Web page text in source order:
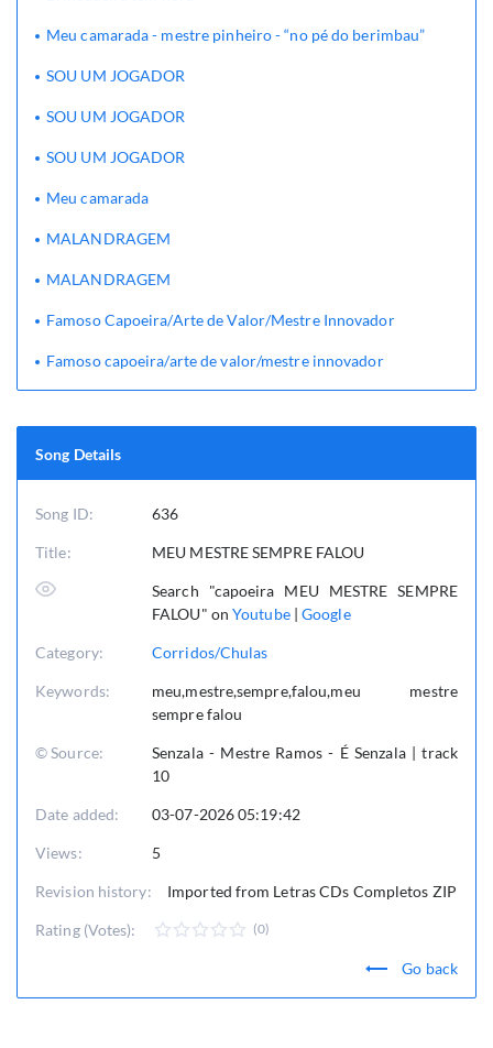
Song Details
Song ID: 636
Title: MEU MESTRE SEMPRE FALOU
Search "capoeira MEU MESTRE SEMPRE
FALOU" on Youtube|Google
Category: Corridos/Chulas
Keywords:
meu,mestre,sempre,falou,meu mestre
sempre falou
© Source:
Senzala - Mestre Ramos - É Senzala | track
10
Date added: 03-07-2026 05:19:42
Views: 5
Revision history: Imported from Letras CDs Completos ZIP
Rating (Votes): (0)
Go back
Meu camarada - mestre pinheiro - “no pé do berimbau”
SOU UM JOGADOR
SOU UM JOGADOR
SOU UM JOGADOR
Meu camarada
MALANDRAGEM
MALANDRAGEM
Famoso Capoeira/Arte de Valor/Mestre Innovador
Famoso capoeira/arte de valor/mestre innovador